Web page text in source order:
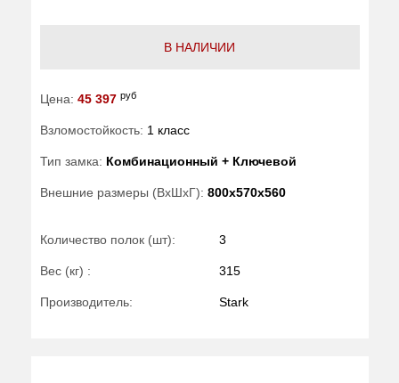
В НАЛИЧИИ
Цена: 45 397 руб
Взломостойкость: 1 класс
Тип замка: Комбинационный + Ключевой
Внешние размеры (ВхШхГ): 800x570x560
Количество полок (шт): 3
Вес (кг) : 315
Производитель: Stark